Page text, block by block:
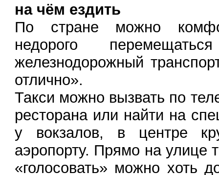
на чём ездить
По стране можно
недорого
железнодорожный
отлично».
Такси можно вызвать по
ресторана или найти на
у вокзалов, в центре
аэропорту. Прямо на улице
«голосовать» можно хоть